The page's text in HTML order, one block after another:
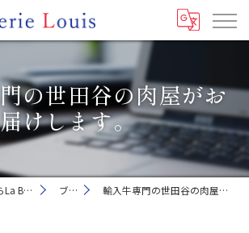
の世田谷の肉屋がお
届けします。
世田谷の肉屋ならLa Boucherie Louis ブログ 輸入牛専門の世田谷の肉屋がお届けします。